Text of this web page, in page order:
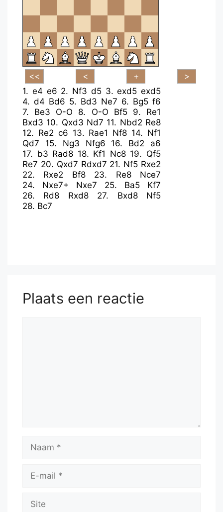
1. e4 e6 2. Nf3 d5 3.exd5 exd5
4. d4 Bd6 5. Bd3 Ne7 6. Bg5 f6
7. Be3 O-O 8. O-O Bf5 9. Re1
Bxd3 10. Qxd3 Nd7 11. Nbd2 Re8
12. Re2 c6 13. Rae1 Nf8 14. Nf1
Qd7
15. Ng3 Nfg6 16. Bd2
a6
17. b3 Rad8 18. Kf1 Nc8 19. Qf5
Re7 20. Qxd7 Rdxd7 21. Nf5 Rxe2
22. Rxe2 Bf8 23. Re8
Nce7
24. Nxe7+ Nxe7 25. Ba5
Kf7
26. Rd8 Rxd8 27. Bxd8
Nf5
28. Bc7
Plaats een reactie
Naam
Site